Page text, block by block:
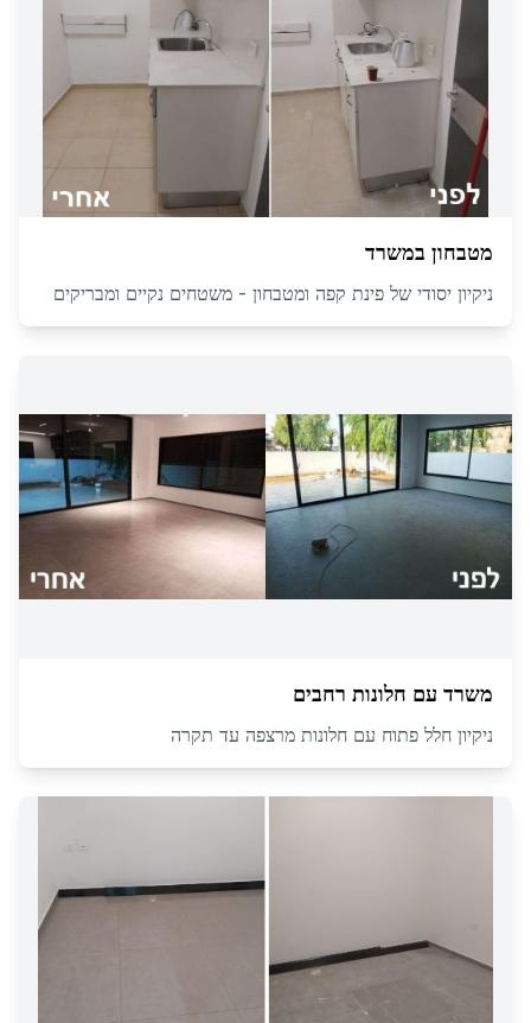
מטבחון במשרד
ניקיון יסודי של פינת קפה ומטבחון - משטחים נקיים ומבריקים
משרד עם חלונות רחבים
ניקיון חלל פתוח עם חלונות מרצפה עד תקרה